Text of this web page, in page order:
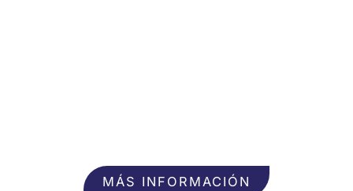
MÁS INFORMACIÓN